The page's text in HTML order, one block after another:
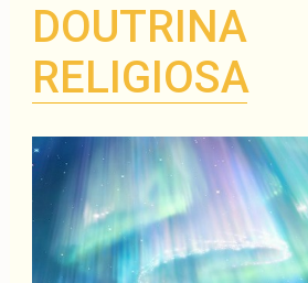
DOUTRINA
RELIGIOSA